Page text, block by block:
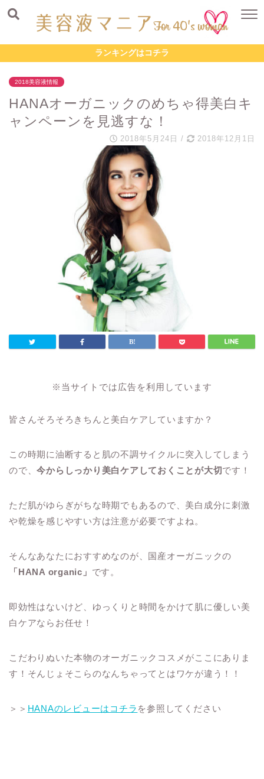
ランキングはコチラ
2018美容液情報
HANAオーガニックのめちゃ得美白キ
ャンペーンを見逃すな！
2018年5月24日 / 2018年12月1日
※当サイトでは広告を利用しています
皆さんそろそろきちんと美白ケアしていますか？
この時期に油断すると肌の不調サイクルに突入してしまう
ので、今からしっかり美白ケアしておくことが大切です！
ただ肌がゆらぎがちな時期でもあるので、美白成分に刺激
や乾燥を感じやすい方は注意が必要ですよね。
そんなあなたにおすすめなのが、国産オーガニックの
「HANA organic」 です。
即効性はないけど、ゆっくりと時間をかけて肌に優しい美
白ケアならお任せ！
こだわりぬいた本物のオーガニックコスメがここにありま
す！そんじょそこらのなんちゃってとはワケが違う！！
＞＞ HANAのレビューはコチラ を参照してください